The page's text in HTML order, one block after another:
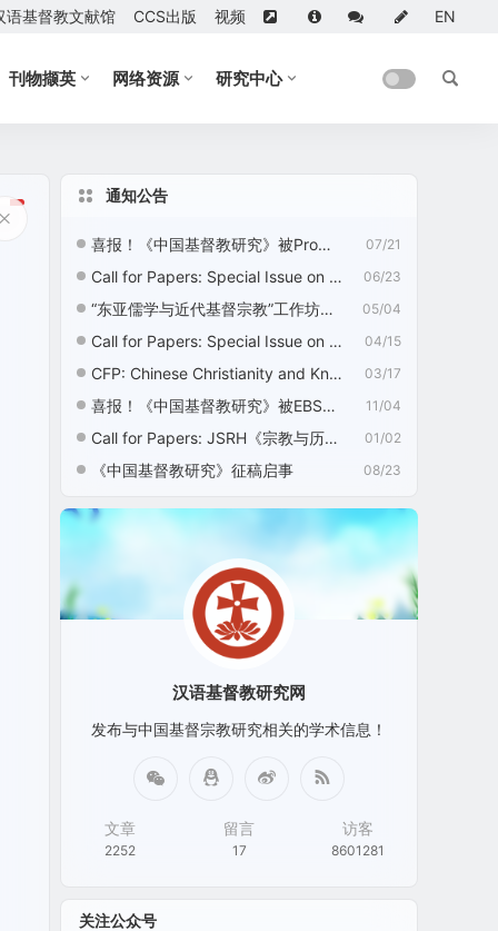
语基督教文献馆 CCS出版 视频 EN
刊物撷英 网络资源 研究中心
通知公告
07/21
喜报！《中国基督教研究》被ProQuest收录
06/23
Call for Papers: Special Issue on “Nation Building, Nationalism, and Chinese Religions”
05/04
“东亚儒学与近代基督宗教”工作坊征稿启事
04/15
Call for Papers: Special Issue on “Ecotheology: Chinese Christian Perspectives”
03/17
CFP: Chinese Christianity and Knowledge Development—2nd Edition
11/04
喜报！《中国基督教研究》被EBSCO收录
01/02
Call for Papers: JSRH《宗教与历史》征稿启事
08/23
《中国基督教研究》征稿启事
汉语基督教研究网
发布与中国基督宗教研究相关的学术信息！
文章
2252
留言
17
访客
8601281
关注公众号